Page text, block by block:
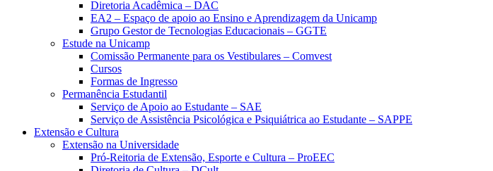
Diretoria Acadêmica – DAC
EA2 – Espaço de apoio ao Ensino e Aprendizagem da Unicamp
Grupo Gestor de Tecnologias Educacionais – GGTE
Estude na Unicamp
Comissão Permanente para os Vestibulares – Comvest
Cursos
Formas de Ingresso
Permanência Estudantil
Serviço de Apoio ao Estudante – SAE
Serviço de Assistência Psicológica e Psiquiátrica ao Estudante – SAPPE
Extensão e Cultura
Extensão na Universidade
Pró-Reitoria de Extensão, Esporte e Cultura – ProEEC